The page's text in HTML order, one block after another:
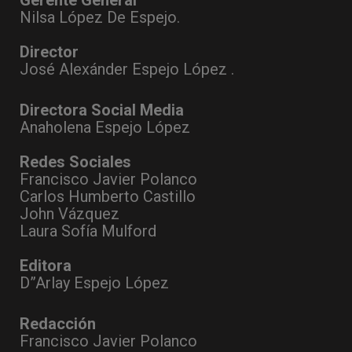
Nilsa López De Espejo.
Director
José Alexánder Espejo López .
Directora Social Media
Anaholena Espejo López
Redes Sociales
Francisco Javier Polanco
Carlos Humberto Castillo
John Vázquez
Laura Sofía Mulford
Editora
D”Arlay Espejo López
Redacción
Francisco Javier Polanco